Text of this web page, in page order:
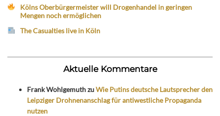
Kölns Oberbürgermeister will Drogenhandel in geringen
Mengen noch ermöglichen
The Casualties live in Köln
Aktuelle Kommentare
Frank WohlgemuthzuWie Putins deutsche Lautsprecher den
Leipziger Drohnenanschlag für antiwestliche Propaganda
nutzen